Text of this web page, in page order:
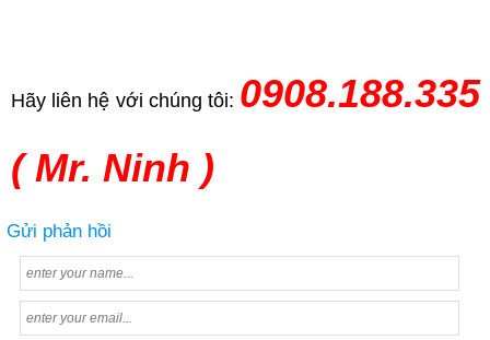
Hãy liên hệ với chúng tôi: 0908.188.335
( Mr. Ninh )
Gửi phản hồi